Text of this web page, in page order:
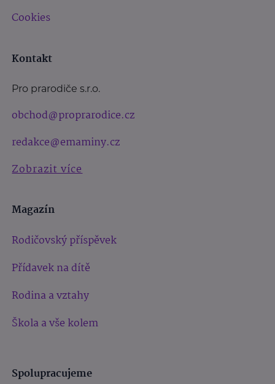
Cookies
Kontakt
Pro prarodiče s.r.o.
obchod@proprarodice.cz
redakce@emaminy.cz
Zobrazit více
Magazín
Rodičovský příspěvek
Přídavek na dítě
Rodina a vztahy
Škola a vše kolem
Spolupracujeme